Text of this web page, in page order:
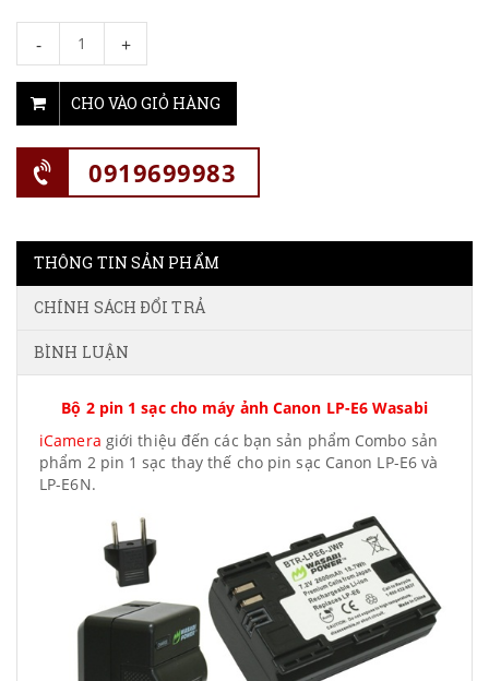
- +
CHO VÀO GIỎ HÀNG
0919699983
THÔNG TIN SẢN PHẨM
CHÍNH SÁCH ĐỔI TRẢ
BÌNH LUẬN
Bộ 2 pin 1 sạc cho máy ảnh Canon LP-E6 Wasabi
iCamera giới thiệu đến các bạn sản phẩm Combo sản
phẩm 2 pin 1 sạc thay thế cho pin sạc Canon LP-E6 và
LP-E6N.